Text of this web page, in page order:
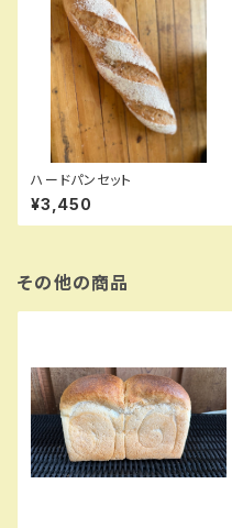
ハードパンセット
¥3,450
その他の商品